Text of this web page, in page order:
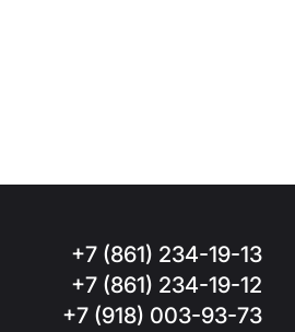
+7 (861) 234-19-13
+7 (861) 234-19-12
+7 (918) 003-93-73